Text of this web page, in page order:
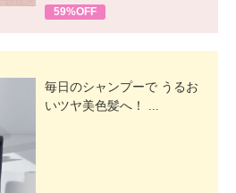
59%OFF
毎日のシャンプーで うるお
いツヤ美色髪へ！ ...